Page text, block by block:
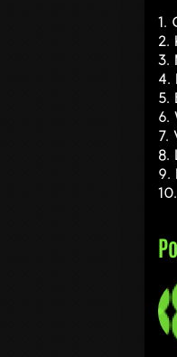
1.
2.
3.
4.
5.
6.
7.
8.
9.